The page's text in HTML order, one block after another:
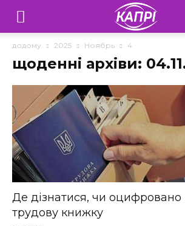
Телебачення
«Капрі»
Новини
Донеччини
додому 2025 Ноябрь 4
щоденні архіви:
Де дізнатися, чи
трудову книжку